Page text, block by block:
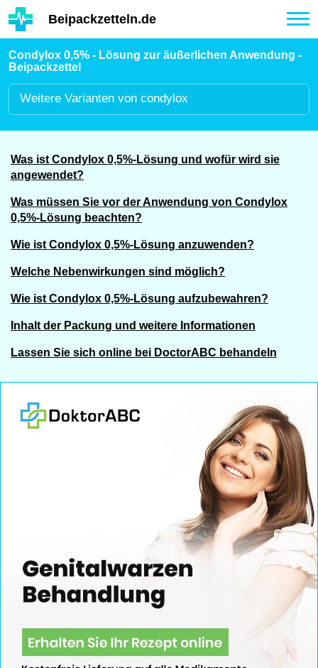
Hauptinhalt
Beipackzetteln.de
Condylox 0,5% - Lösung zur äußerlichen Anwendung -
Beipackzettel
Weitere Varianten von condylox
Was ist Condylox 0,5%-Lösung und wofür wird sie
angewendet?
Was müssen Sie vor der Anwendung von Condylox
0,5%-Lösung beachten?
Wie ist Condylox 0,5%-Lösung anzuwenden?
Welche Nebenwirkungen sind möglich?
Wie ist Condylox 0,5%-Lösung aufzubewahren?
Inhalt der Packung und weitere Informationen
Lassen Sie sich online bei DoctorABC behandeln